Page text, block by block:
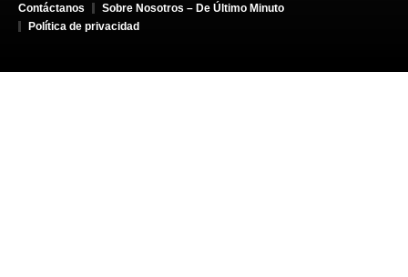
Contáctanos
Sobre Nosotros – De Último Minuto
Política de privacidad